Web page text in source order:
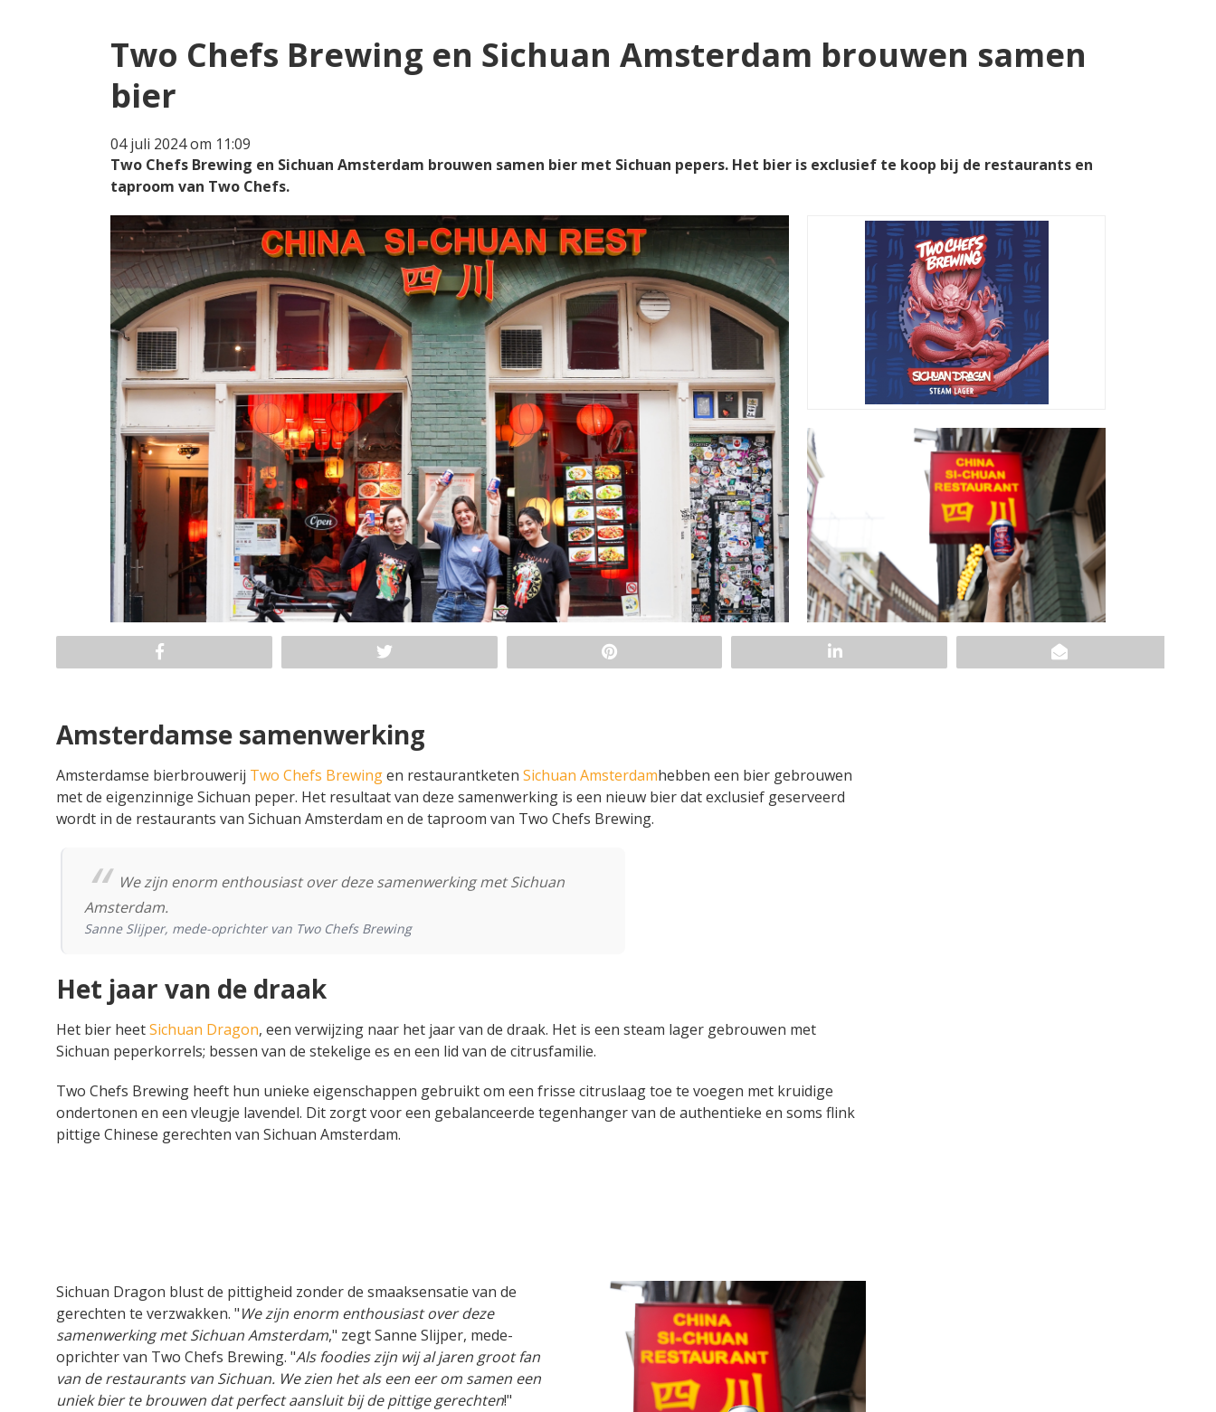
Two Chefs Brewing en Sichuan Amsterdam brouwen samen
bier
04 juli 2024 om 11:09
Two Chefs Brewing en Sichuan Amsterdam brouwen samen bier met Sichuan pepers. Het bier is exclusief te koop bij de restaurants en
taproom van Two Chefs.
Amsterdamse samenwerking
Amsterdamse bierbrouwerij Two Chefs Brewingen restaurantketen Sichuan Amsterdamhebben een bier gebrouwen
met de eigenzinnige Sichuan peper. Het resultaat van deze samenwerking is een nieuw bier dat exclusief geserveerd
wordt in de restaurants van Sichuan Amsterdam en de taproom van Two Chefs Brewing.
We zijn enorm enthousiast over deze samenwerking met Sichuan
Amsterdam.
Sanne Slijper, mede-oprichter van Two Chefs Brewing
Het jaar van de draak
Het bier heetSichuan Dragon, een verwijzing naar het jaar van de draak. Het is een steam lager gebrouwen met
Sichuan peperkorrels; bessen van de stekelige es en een lid van de citrusfamilie.
Two Chefs Brewing heeft hun unieke eigenschappen gebruikt om een frisse citruslaag toe te voegen met kruidige
ondertonen en een vleugje lavendel. Dit zorgt voor een gebalanceerde tegenhanger van de authentieke en soms flink
pittige Chinese gerechten van Sichuan Amsterdam.
Sichuan Dragon blust de pittigheid zonder de smaaksensatie van de
gerechten te verzwakken. "We zijn enorm enthousiast over deze
samenwerking met Sichuan Amsterdam," zegt Sanne Slijper, mede-
oprichter van Two Chefs Brewing. "Als foodies zijn wij al jaren groot fan
van de restaurants van Sichuan. We zien het als een eer om samen een
uniek bier te brouwen dat perfect aansluit bij de pittige gerechten!"